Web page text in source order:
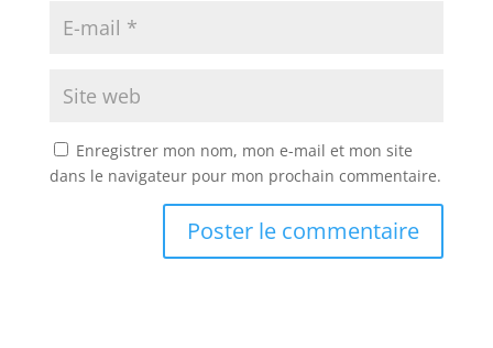
Enregistrer mon nom, mon e-mail et mon site
dans le navigateur pour mon prochain commentaire.